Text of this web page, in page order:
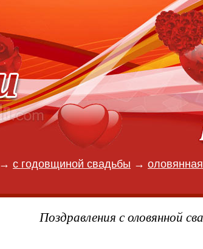
→ с годовщиной свадьбы →
Поздравления с оловянной